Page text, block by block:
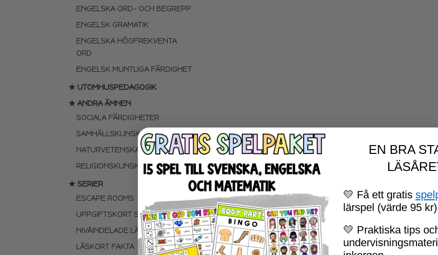
ENGELSKA ORD- OCH BEGREPP
ENGELSK GRAMATIK
ENGELSKA HÖGFREKVENTA
ORD
ENGELSK MUNTLIGA FÄRDIGHET
★ UTOMHUSPEDAGOGIK
★ ANDRA ÄMNEN
SOCIALA FÄRDIGHETER
SAMHÄLLSKUNSKAP
NATURVETENSKAP
RELIGIONSKUNSKAP
★ SERIER
ESCAPE ROOMS
UPPGIFTSKORT SVENSKA
NIVÅINDELADE LÄSTEXTER
LÄSKORT FAKTA
EN BRA
💛 Få ett gratis
lärspel (värde 95 kr)
💛 Praktiska tips